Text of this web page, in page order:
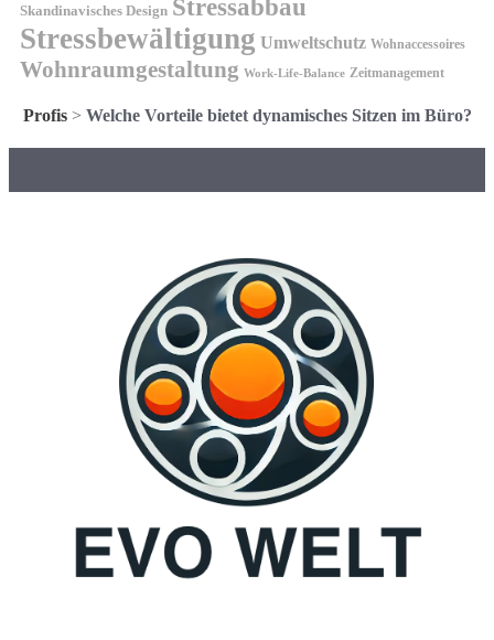
Skandinavisches Design Stressabbau
Stressbewältigung Umweltschutz Wohnaccessoires
Wohnraumgestaltung Work-Life-Balance Zeitmanagement
Profis> Welche Vorteile bietet dynamisches Sitzen im Büro?